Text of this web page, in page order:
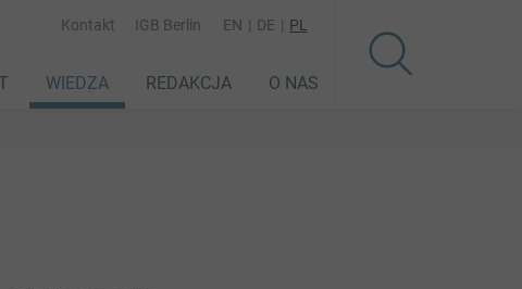
EN DE PL
Secondary
Kontakt IGB Berlin
WIEDZA REDAKCJA O NAS